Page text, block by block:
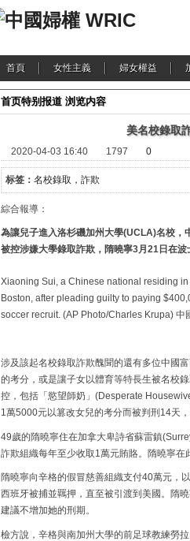
首頁 女性主義 婦女權益
首页特别报道 浏览内容
美名校錄取
2020-04-03 16:40 1797 0
标签： 名校錄取，詐欺
綜合報導：
為讓兒子進入洛杉磯加州大學(UCLA)名校，
被控涉嫌大學錄取詐欺，隋曉寧3月21日在波
Xiaoning Sui, a Chinese national residing
Boston, after pleading guilty to paying
soccer recruit. (AP Photo/Charles Krupa) 中
涉及該起名校錄取詐欺醜聞的還有多位中國
的考分，或是讓子女以體育等特長生被名校
控，包括「慾望師奶」(Desperate
1萬5000元以篡改女兒的考分而被判刑14天
49歲的隋曉寧住在加拿大卑詩省蘇雷鎮
詐欺組織每年至少收取1萬元賄賂。隋曉寧在
隋曉寧向辛格的假冒慈善組織支付40萬元，
西班牙被捕並羈押，直至被引渡到美國。隋
建議不增加她的刑期。
檢方說，辛格與南加州大學的前足球教練勞